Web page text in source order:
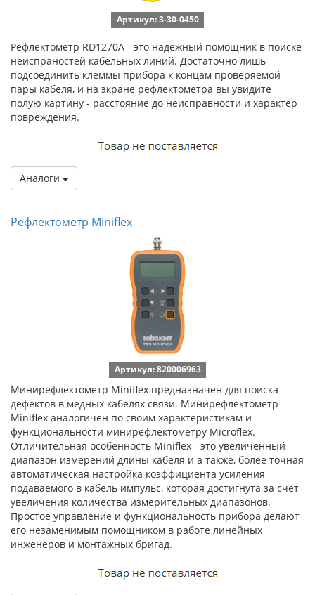
Артикул: 3-30-0450
Рефлектометр RD1270A - это надежный помощник в поиске
неиспраностей кабельных линий. Достаточно лишь
подсоединить клеммы прибора к концам проверяемой
пары кабеля, и на экране рефлектометра вы увидите
полую картину - расстояние до неисправности и характер
повреждения.
Аналоги
Рефлектометр Miniflex
Артикул: 820006963
Минирефлектометр Miniflex предназначен для поиска
дефектов в медных кабелях связи. Минирефлектометр
Miniflex аналогичен по своим характеристикам и
функциональности минирефлектометру Microflex.
Отличительная особенность Miniflex - это увеличенный
диапазон измерений длины кабеля и а также, более точная
автоматическая настройка коэффициента усиления
подаваемого в кабель импульс, которая достигнута за счет
увеличения количества измерительных диапазонов.
Простое управление и функциональность прибора делают
его незаменимым помощником в работе линейных
инженеров и монтажных бригад.